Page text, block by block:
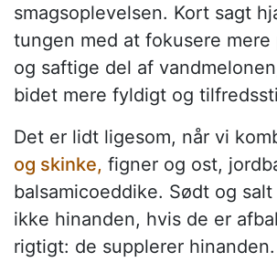
smagsoplevelsen. Kort sagt
tungen med at fokusere mere
og saftige del af
bidet mere fyldigt og
Det er lidt ligesom, når vi
og skinke, figner og ost,
balsamicoeddike. Sødt og
ikke hinanden, hvis de er
rigtigt: de supplerer